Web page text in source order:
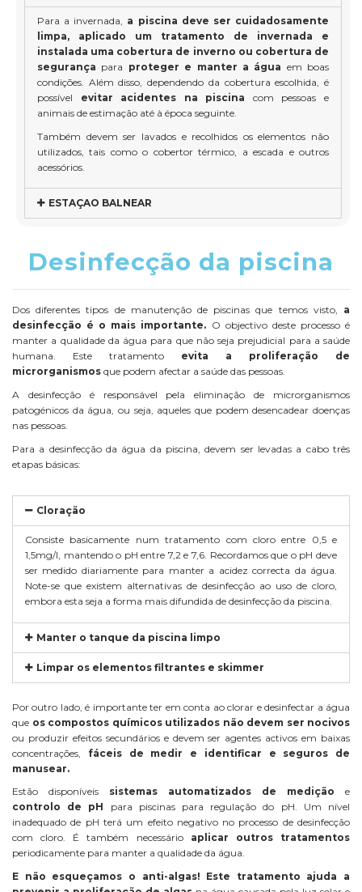
Para a invernada, a piscina deve ser cuidadosamente
limpa, aplicado um tratamento de invernada e
instalada uma cobertura de inverno ou cobertura de
segurança para proteger e manter a água em boas
condições. Além disso, dependendo da cobertura escolhida, é
possível evitar acidentes na piscina com pessoas e
animais de estimação até à época seguinte.
Também devem ser lavados e recolhidos os elementos não
utilizados, tais como o cobertor térmico, a escada e outros
acessórios.
ESTAÇAO BALNEAR
Desinfecção da piscina
Dos diferentes tipos de manutenção de piscinas que temos visto, a
desinfecção é o mais importante. O objectivo deste processo é
manter a qualidade da água para que não seja prejudicial para a saúde
humana. Este tratamento evita a proliferação de
microrganismos que podem afectar a saúde das pessoas.
A desinfecção é responsável pela eliminação de microrganismos
patogénicos da água, ou seja, aqueles que podem desencadear doenças
nas pessoas.
Para a desinfecção da água da piscina, devem ser levadas a cabo três
etapas básicas:
Cloração
Consiste basicamente num tratamento com cloro entre 0,5 e
1,5mg/l, mantendo o pH entre 7,2 e 7,6. Recordamos que o pH deve
ser medido diariamente para manter a acidez correcta da água.
Note-se que existem alternativas de desinfecção ao uso de cloro,
embora esta seja a forma mais difundida de desinfecção da piscina.
Manter o tanque da piscina limpo
Limpar os elementos filtrantes e skimmer
Por outro lado, é importante ter em conta ao clorar e desinfectar a água
que os compostos químicos utilizados não devem ser nocivos
ou produzir efeitos secundários e devem ser agentes activos em baixas
concentrações,
fáceis de medir e identificar e seguros de
manusear.
Estão disponíveis sistemas automatizados de medição e
controlo de pH para piscinas para regulação do pH. Um nível
inadequado de pH terá um efeito negativo no processo de desinfecção
com cloro. É também necessário aplicar outros tratamentos
periodicamente para manter a qualidade da água.
E não esqueçamos o anti-algas! Este tratamento ajuda a